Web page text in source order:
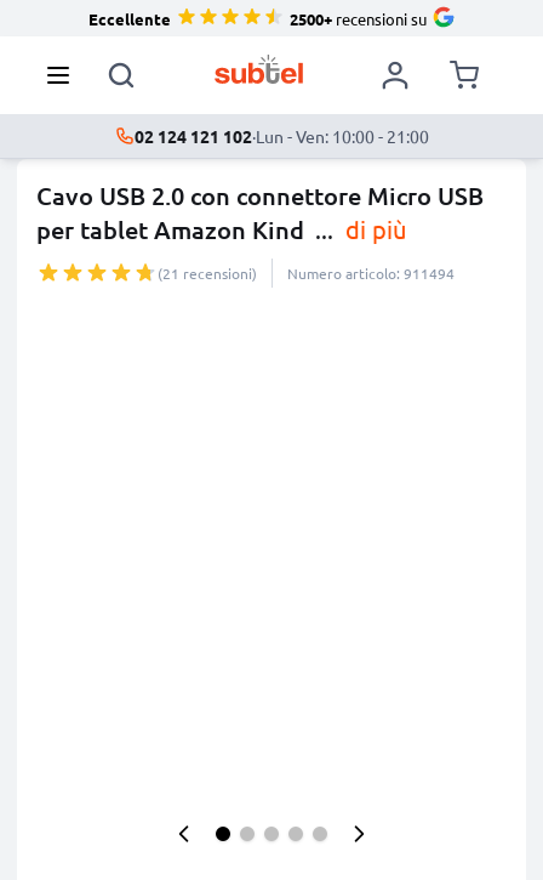
Eccellente 2500+recensioni su
02 124 121 102·Lun - Ven: 10:00 - 21:00
Cavo USB 2.0 con connettore Micro USB
per tablet Amazon Kind ... di più
(21 recensioni) Numero articolo: 911494